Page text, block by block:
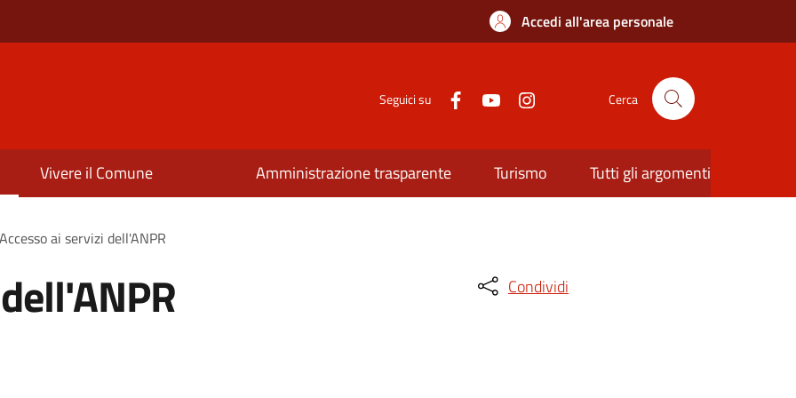
Accedi all'area personale
Seguici su Cerca
Vivere il Comune Amministrazione trasparente Turismo Tutti gli argomenti
Accesso ai servizi dell'ANPR
Condividi